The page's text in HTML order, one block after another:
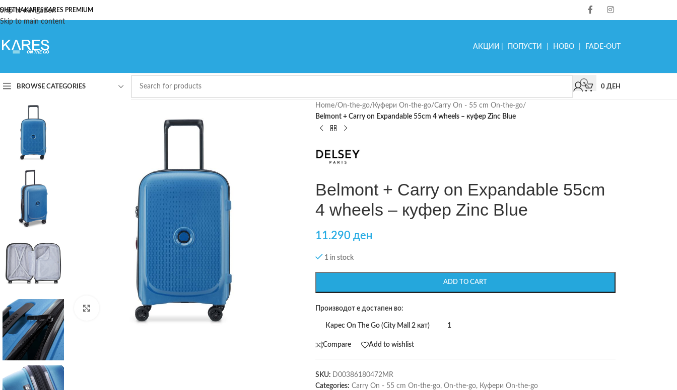
Skip to navigation
Skip to main content
KARESKARES PREMIUM
АКЦИИ ПОПУСТИ НОВО FADE-OUT
BROWSE CATEGORIES 0 ДЕН
Click to enlarge
Home/On-the-go/ Куфери On-the-go/Carry On - 55 cm On-the-go/
Belmont + Carry on Expandable 55cm 4 wheels – куфер Zinc Blue
Belmont + Carry on Expandable 55cm
4 wheels – куфер Zinc Blue
11.290 ден
1 in stock
ADD TO CART
Производот е достапен во:
Карес On The Go (City Mall 2 кат) 1
Compare Add to wishlist
SKU: D00386180472MR
Categories: Carry On - 55 cm On-the-go, On-the-go, Куфери On-the-go